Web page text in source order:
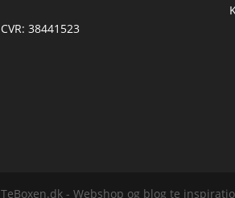
CVR: 38441523
TeBoxen.dk - Webshop og blog te